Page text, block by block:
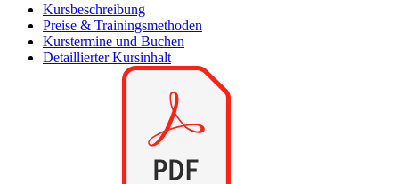
Kursbeschreibung
Preise & Trainingsmethoden
Kurstermine und Buchen
Detaillierter Kursinhalt